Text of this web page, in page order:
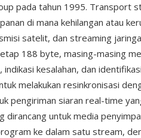
pada tahun 1995. Transport
di mana kehilangan atau
satelit, dan streaming
188 byte, masing-masing
indikasi kesalahan, dan
melakukan resinkronisasi
pengiriman siaran real-time
dirancang untuk media
ke dalam satu stream,